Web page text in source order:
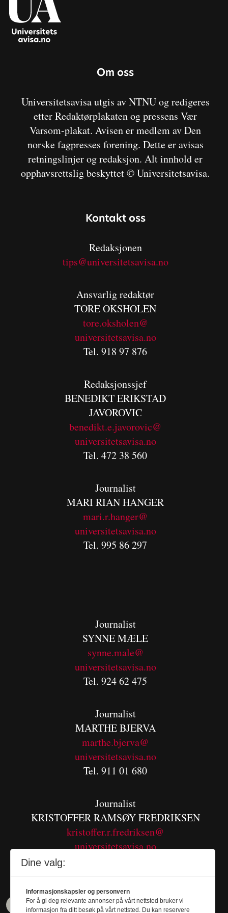
Om oss
Universitetsavisa utgis av NTNU og redigeres
etter Redaktørplakaten og pressens Vær
Varsom-plakat. Avisen er medlem av Den
norske fagpresses forening. Dette er avisas
retningslinjer og redaksjon. Alt innhold er
opphavsrettslig beskyttet © Universitetsavisa.
Kontakt oss
Redaksjonen
tips@universitetsavisa.no
Ansvarlig redaktør
TORE OKSHOLEN
tore.oksholen@
universitetsavisa.no
Tel. 918 97 876
Redaksjonssjef
BENEDIKTERIKSTAD
JAVOROVIC
benedikt.e.javorovic@
universitetsavisa.no
Tel. 472 38 560
Journalist
MARI RIAN HANGER
mari.r.hanger@
universitetsavisa.no
Tel. 995 86 297
Journalist
SYNNE MÆLE
synne.male@
universitetsavisa.no
Tel. 924 62 475
Journalist
MARTHE BJERVA
marthe.bjerva@
universitetsavisa.no
Tel. 911 01 680
Journalist
KRISTOFFER RAMSØY FREDRIKSEN
kristoffer.r.fredriksen@
universitetsavisa.no
Dine valg:
Informasjonskapsler og personvern
For å gi deg relevante annonser på vårt nettsted bruker vi
informasjon fra ditt besøk på vårt nettsted. Du kan reservere